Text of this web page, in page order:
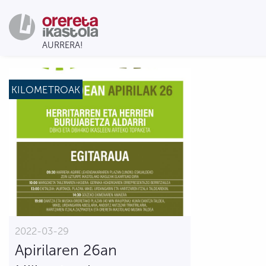
KILOMETROAK
2022-03-29
Apirilaren 26an